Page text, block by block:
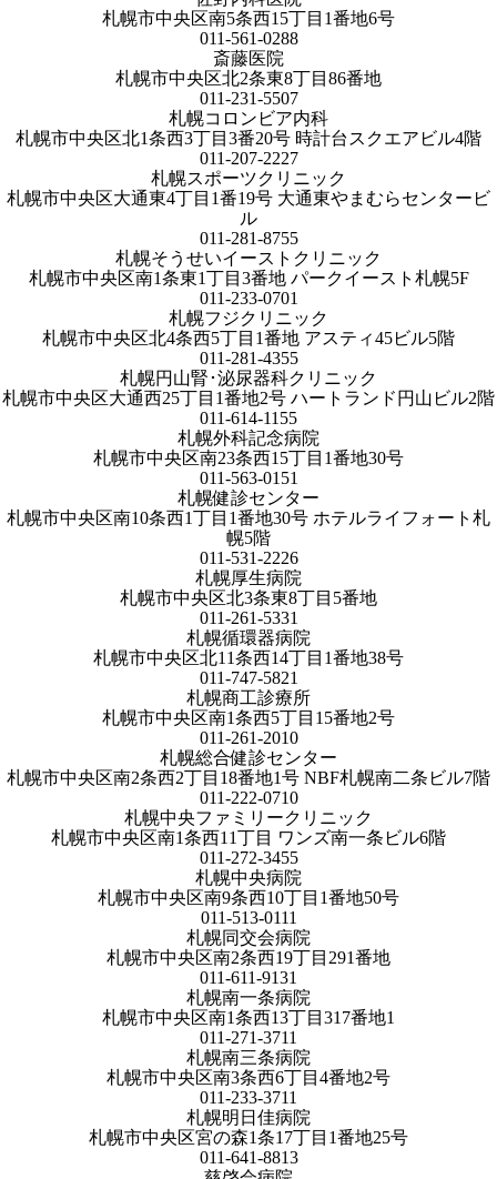
札幌市中央区南5条西15丁目1番地6号
011-561-0288
斎藤医院
札幌市中央区北2条東8丁目86番地
011-231-5507
札幌コロンビア内科
札幌市中央区北1条西3丁目3番20号 時計台スクエアビル4階
011-207-2227
札幌スポーツクリニック
札幌市中央区大通東4丁目1番19号 大通東やまむらセンタービ
ル
011-281-8755
札幌そうせいイーストクリニック
札幌市中央区南1条東1丁目3番地 パークイースト札幌5F
011-233-0701
札幌フジクリニック
札幌市中央区北4条西5丁目1番地 アスティ45ビル5階
011-281-4355
札幌円山腎･泌尿器科クリニック
札幌市中央区大通西25丁目1番地2号 ハートランド円山ビル2階
011-614-1155
札幌外科記念病院
札幌市中央区南23条西15丁目1番地30号
011-563-0151
札幌健診センター
札幌市中央区南10条西1丁目1番地30号 ホテルライフォート札
幌5階
011-531-2226
札幌厚生病院
札幌市中央区北3条東8丁目5番地
011-261-5331
札幌循環器病院
札幌市中央区北11条西14丁目1番地38号
011-747-5821
札幌商工診療所
札幌市中央区南1条西5丁目15番地2号
011-261-2010
札幌総合健診センター
札幌市中央区南2条西2丁目18番地1号 NBF札幌南二条ビル7階
011-222-0710
札幌中央ファミリークリニック
札幌市中央区南1条西11丁目 ワンズ南一条ビル6階
011-272-3455
札幌中央病院
札幌市中央区南9条西10丁目1番地50号
011-513-0111
札幌同交会病院
札幌市中央区南2条西19丁目291番地
011-611-9131
札幌南一条病院
札幌市中央区南1条西13丁目317番地1
011-271-3711
札幌南三条病院
札幌市中央区南3条西6丁目4番地2号
011-233-3711
札幌明日佳病院
札幌市中央区宮の森1条17丁目1番地25号
011-641-8813